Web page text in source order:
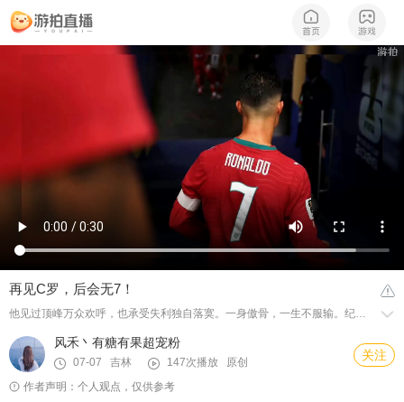
再见C罗，后会无7！
他见过顶峰万众欢呼，也承受失利独自落寞。一身傲骨，一生不服输。纪录写满他的职业生涯，自律刻进他的血肉，即便今天止步八强，也没有人能否认，克里斯蒂亚诺·罗纳尔多，是独属于一个时代的足坛传奇。 不必为结局遗憾，传奇不会因为一场失利落幕，那些奔跑、绝杀、逆风翻盘的瞬间，会永远留在每一位球迷的青春记忆里。致敬C罗，致敬永远不肯低头的7号。
风禾丶有糖有果超宠粉
07-07 吉林 147次播放 原创 关注
作者声明：个人观点，仅供参考